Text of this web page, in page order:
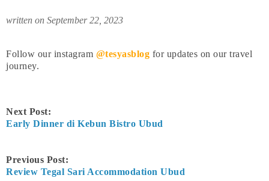
written on September 22, 2023
Follow our instagram @tesyasblog for updates on our travel
journey.
Next Post:
Early Dinner di Kebun Bistro Ubud
Previous Post:
Review Tegal Sari Accommodation Ubud